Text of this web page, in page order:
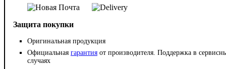
Защита покупки
Оригинальная продукция
Официальная гарантия от производителя. Поддержка в
случаях